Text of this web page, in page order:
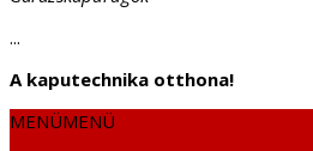
...
A kaputechnika otthona!
MENÜMENÜ